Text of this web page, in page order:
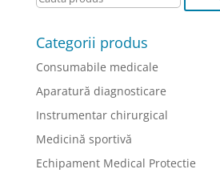
Categorii produs
Consumabile medicale
Aparatură diagnosticare
Instrumentar chirurgical
Medicină sportivă
Echipament Medical Protectie